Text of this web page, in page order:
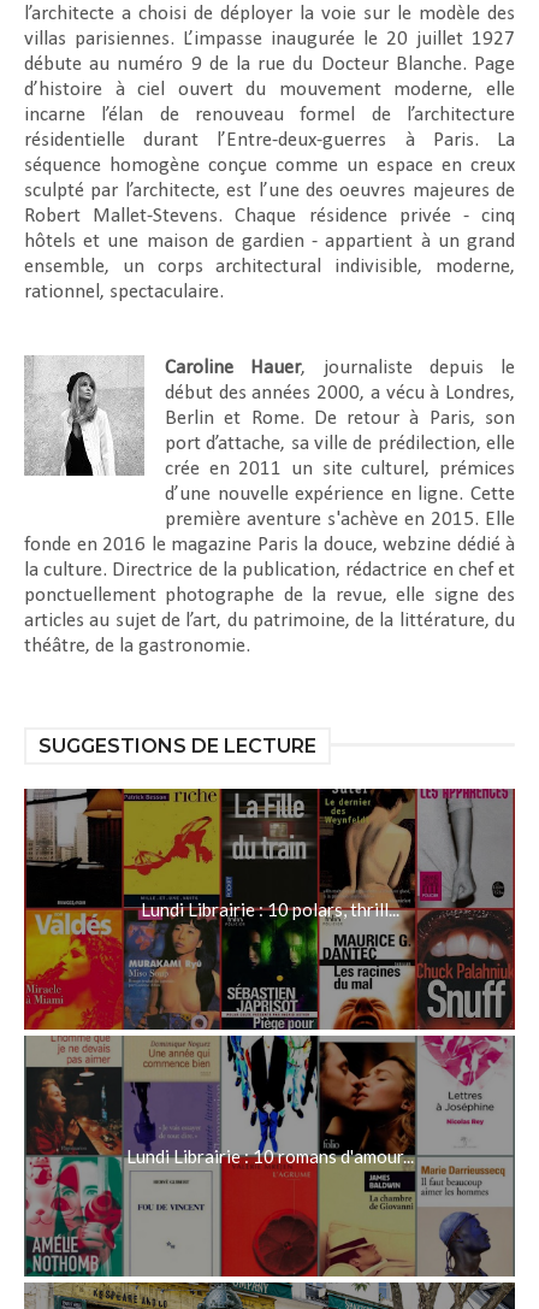
l’architecte a choisi de déployer la voie sur le modèle des
villas parisiennes. L’impasse inaugurée le 20 juillet 1927
débute au numéro 9 de la rue du Docteur Blanche. Page
d’histoire à ciel ouvert du mouvement moderne, elle
incarne l’élan de renouveau formel de l’architecture
résidentielle durant l’Entre-deux-guerres à Paris. La
séquence homogène conçue comme un espace en creux
sculpté par l’architecte, est l’une des oeuvres majeures de
Robert Mallet-Stevens. Chaque résidence privée - cinq
hôtels et une maison de gardien - appartient à un grand
ensemble, un corps architectural indivisible, moderne,
rationnel, spectaculaire.
Caroline Hauer, journaliste depuis le
début des années 2000, a vécu à Londres,
Berlin et Rome. De retour à Paris, son
port d’attache, sa ville de prédilection, elle
crée en 2011 un site culturel, prémices
d’une nouvelle expérience en ligne. Cette
première aventure s'achève en 2015. Elle
fonde en 2016 le magazine Paris la douce, webzine dédié à
la culture. Directrice de la publication, rédactrice en chef et
ponctuellement photographe de la revue, elle signe des
articles au sujet de l’art, du patrimoine, de la littérature, du
théâtre, de la gastronomie.
SUGGESTIONS DE LECTURE
Lundi Librairie : 10 polars, thrill...
Lundi Librairie : 10 romans d'amour...